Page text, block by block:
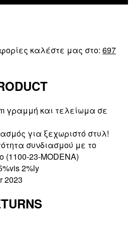
καλέστε μας στο: 697
γραμμή και τελείωμα σε
για ξεχωριστό στυλ!
συνδιασμού με το
(1100-23-MODENA)
2%ly
2023